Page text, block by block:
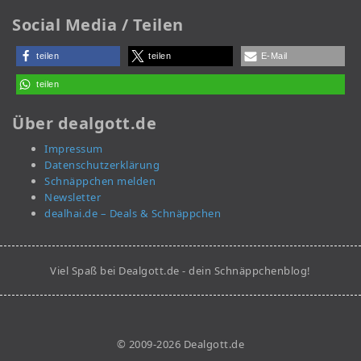
Social Media / Teilen
teilen teilen E-Mail
teilen
Über dealgott.de
Impressum
Datenschutzerklärung
Schnäppchen melden
Newsletter
dealhai.de – Deals & Schnäppchen
Viel Spaß bei Dealgott.de - dein Schnäppchenblog!
© 2009-2026 Dealgott.de